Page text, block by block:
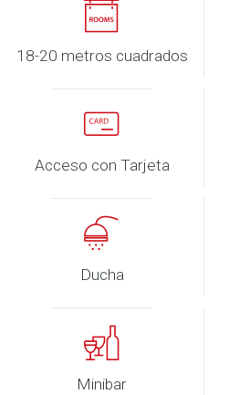
18-20 metros cuadrados
Acceso con Tarjeta
Ducha
Minibar